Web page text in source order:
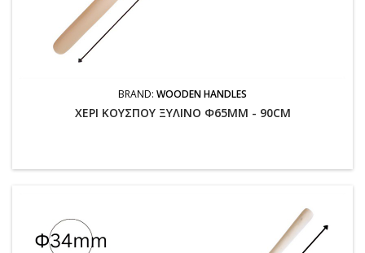
BRAND: WOODEN HANDLES
ΧΕΡΙ ΚΟΥΣΠΟΥ ΞΥΛΙΝΟ Φ65MM - 90CM